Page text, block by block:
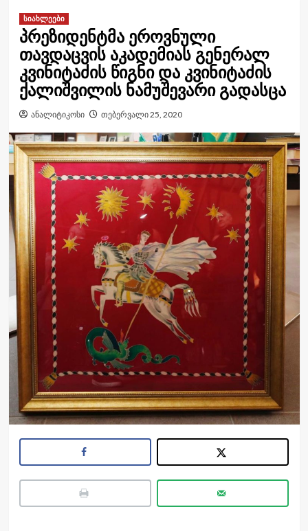
სიახლეები
​პრეზიდენტმა ეროვნული
თავდაცვის აკადემიას გენერალ
კვინიტაძის წიგნი და კვინიტაძის
ქალიშვილის ნამუშევარი გადასცა
ანალიტიკოსი თებერვალი 25, 2020